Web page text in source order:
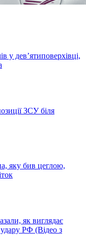
у дев’ятиповерхівці,
ЗСУ біля
яку бив цеглою,
як виглядає
удару РФ (Відео з